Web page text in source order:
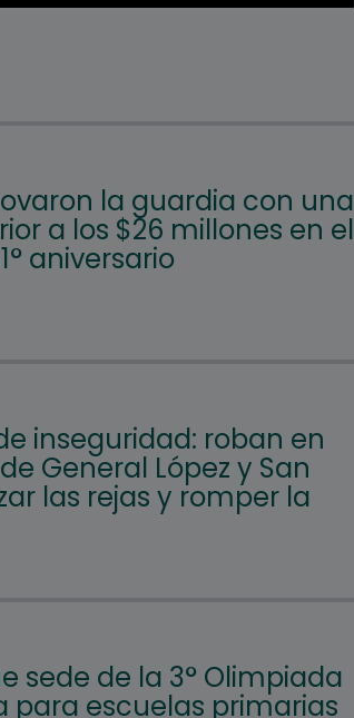
la guardia con una
a los $26 millones en el
aniversario
inseguridad: roban en
General López y San
las rejas y romper la
sede de la 3° Olimpiada
para escuelas primarias